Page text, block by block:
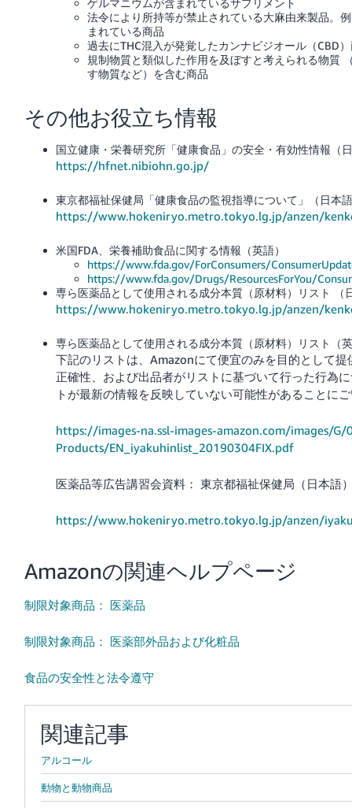
ゲルマニウムが含まれているサプリメント
法令により所持等が禁止されている大麻由来製品。
まれている商品
過去にTHC混入が発覚したカンナビジオール（CBD
規制物質と類似した作用を及ぼすと考えられる物質
す物質など）を含む商品
その他お役立ち情報
国立健康・栄養研究所「健康食品」の安全・有効性情報（
https://hfnet.nibiohn.go.jp/
東京都福祉保健局「健康食品の監視指導について」（日本
https://www.hokeniryo.metro.tokyo.lg.jp/anzen/
米国FDA、栄養補助食品に関する情報（英語）
https://www.fda.gov/ForConsumers/
https://www.fda.gov/Drugs/ResourcesForYou/
専ら医薬品として使用される成分本質（原材料）リスト （
https://www.hokeniryo.metro.tokyo.lg.jp/anzen/
専ら医薬品として使用される成分本質（原材料）リスト（
下記のリストは、Amazonにて便宜のみを目的として
正確性、および出品者がリストに基づいて行った行為
トが最新の情報を反映していない可能性があることに
https://images-na.ssl-images-amazon.com/images/
Products/EN_iyakuhinlist_20190304FIX.pdf
医薬品等広告講習会資料： 東京都福祉保健局（日本語
https://www.hokeniryo.metro.tokyo.lg.jp/anzen/
Amazonの関連ヘルプページ
制限対象商品： 医薬品
制限対象商品： 医薬部外品および化粧品
食品の安全性と法令遵守
関連記事
アルコール
動物と動物商品